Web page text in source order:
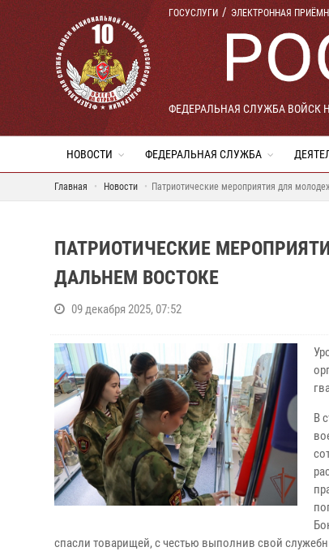
ГОСУСЛУГИ ЭЛЕКТРОННАЯ
ФЕДЕРАЛЬНАЯ СЛУЖБА ВОЙСК
НОВОСТИ ФЕДЕРАЛЬНАЯ СЛУЖБА
Главная Новости Патриотические мероприятия для
ПАТРИОТИЧЕСКИЕ
ДАЛЬНЕМ ВОСТОКЕ
09 декабря 2025, 07:52
В
спасли товарищей, с честью выполнив свой